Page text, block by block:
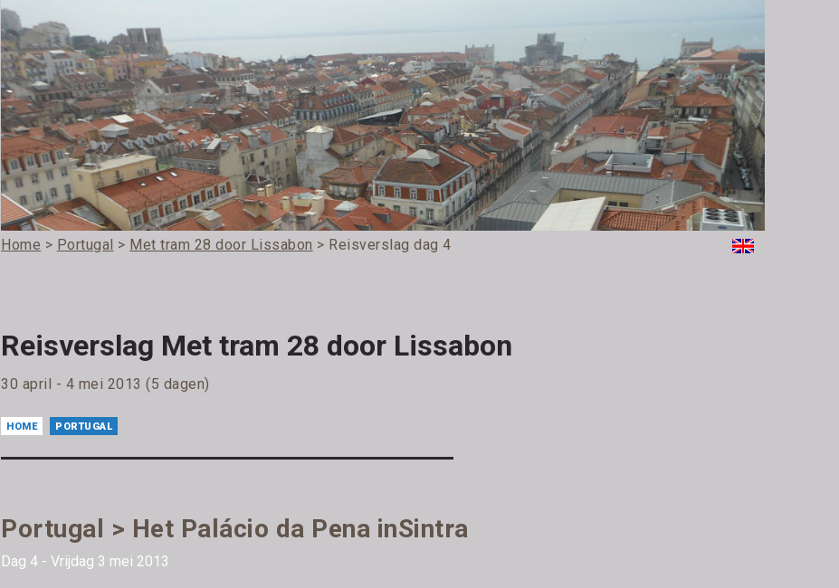
Home > Portugal > Met tram 28 door Lissabon > Reisverslag dag 4
Reisverslag Met tram 28 door Lissabon
30 april - 4 mei 2013 (5 dagen)
HOME PORTUGAL
Portugal > Het Palácio da Pena inSintra
Dag 4 - Vrijdag 3 mei 2013